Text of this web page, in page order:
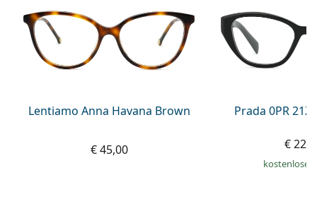
Persol
Prada
Alle Marken
Lentiamo Anna Havana Brown
€ 45,00
Prada 0PR
€
kostenloser